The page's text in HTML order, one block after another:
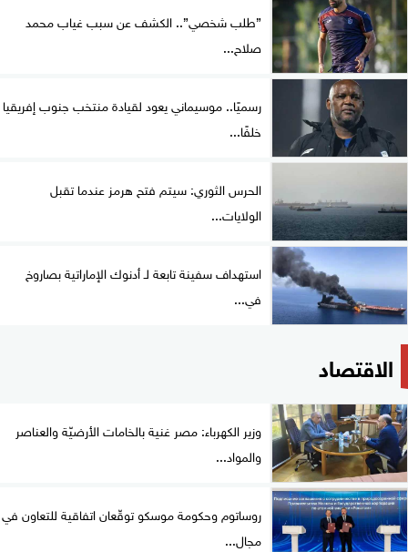
”طلب شخصي”.. الكشف عن سبب غياب محمد
صلاح...
رسميًا.. موسيماني يعود لقيادة منتخب جنوب إفريقيا
خلفًا...
الحرس الثوري: سيتم فتح هرمز عندما تقبل
الولايات...
استهداف سفينة تابعة لـ أدنوك الإماراتية بصاروخ
في...
الاقتصاد
وزير الكهرباء: مصر غنية بالخامات الأرضيّة والعناصر
والمواد...
روساتوم وحكومة موسكو توقّعان اتفاقية للتعاون في
مجال...